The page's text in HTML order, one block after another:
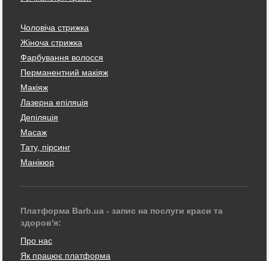
Чоловіча стрижка
Жіноча стрижка
Фарбування волосся
Перманентний макіяж
Макіяж
Лазерна епіляція
Депіляція
Масаж
Тату, пірсинг
Манікюр
Платформа Barb.ua - запис на послуги краси та
здоров'я:
Про нас
Як працює платформа